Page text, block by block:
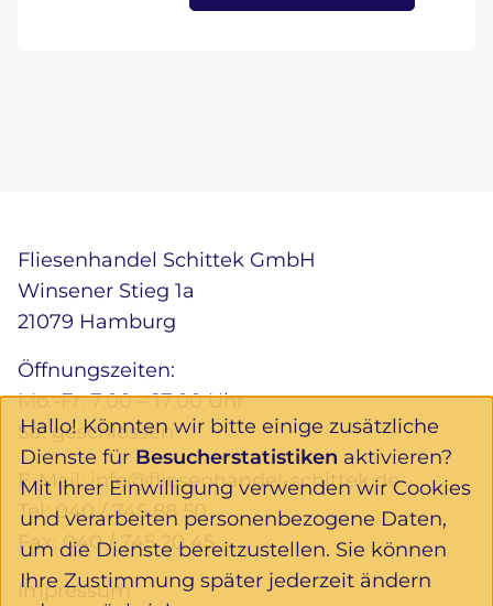
Fliesenhandel Schittek GmbH
Winsener Stieg 1a
21079 Hamburg
Öffnungszeiten:
Mo.-Fr. 7.00 – 17.00 Uhr
Sa. geschlossen
E-Mail:info@fliesenhandel-schittek.de
Tel:040 / 745 88 50
Fax: 040 / 745 20 45
Impressum
Hallo! Könnten wir bitte einige zusätzliche
Dienste für Besucherstatistiken aktivieren?
Mit Ihrer Einwilligung verwenden wir Cookies
und verarbeiten personenbezogene Daten,
um die Dienste bereitzustellen. Sie können
Ihre Zustimmung später jederzeit ändern